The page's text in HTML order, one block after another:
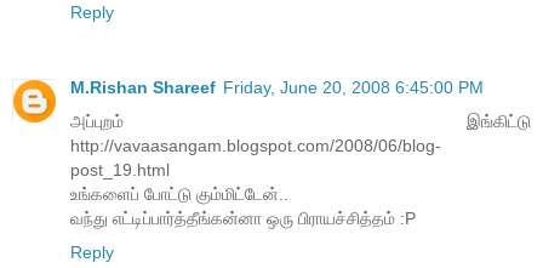
Reply
M.Rishan Shareef Friday, June 20, 2008 6:45:00 PM
அப்புறம் இங்கிட்டு
http://vavaasangam.blogspot.com/2008/06/blog-
post_19.html
உங்களைப் போட்டு கும்மிட்டேன்..
வந்து எட்டிப்பார்த்தீங்கன்னா ஒரு பிராயச்சித்தம் :P
Reply